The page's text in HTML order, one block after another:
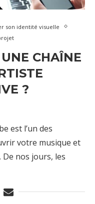
son identité visuelle
CHAÎNE
?
est l’un des
votre musique et
nos jours, les